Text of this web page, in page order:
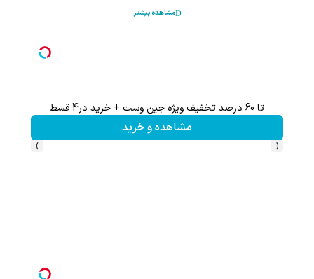
مشاهده بیشتر
تا 60 درصد تخفیف ویژه جین وست + خرید در4 قسط
مشاهده و خرید
‹
›